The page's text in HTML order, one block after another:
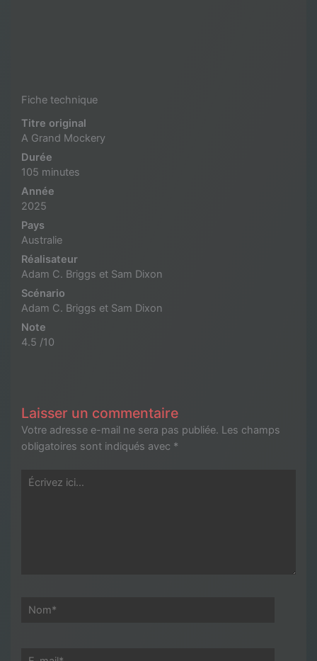
Fiche technique
Titre original
A Grand Mockery
Durée
105 minutes
Année
2025
Pays
Australie
Réalisateur
Adam C. Briggs et Sam Dixon
Scénario
Adam C. Briggs et Sam Dixon
Note
4.5 /10
Laisser un commentaire
Votre adresse e-mail ne sera pas publiée. Les champs
obligatoires sont indiqués avec *
Écrivez
Nom*
E-